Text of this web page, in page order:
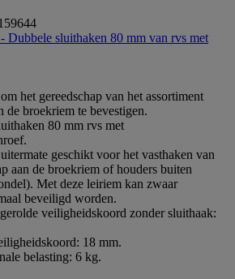
Dubbele sluithaken 80 mm van rvs met
het gereedschap van het assortiment
broekriem te bevestigen.
80 mm rvs met
geschikt voor het vasthaken van
aan de broekriem of houders buiten
Met deze leiriem kan zwaar
beveiligd worden.
veiligheidskoord zonder sluithaak:
18 mm.
belasting: 6 kg.